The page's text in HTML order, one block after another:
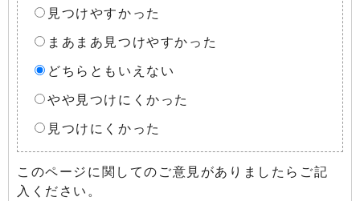
見つけやすかった
まあまあ見つけやすかった
どちらともいえない
やや見つけにくかった
見つけにくかった
このページに関してのご意見がありましたらご記
入ください。